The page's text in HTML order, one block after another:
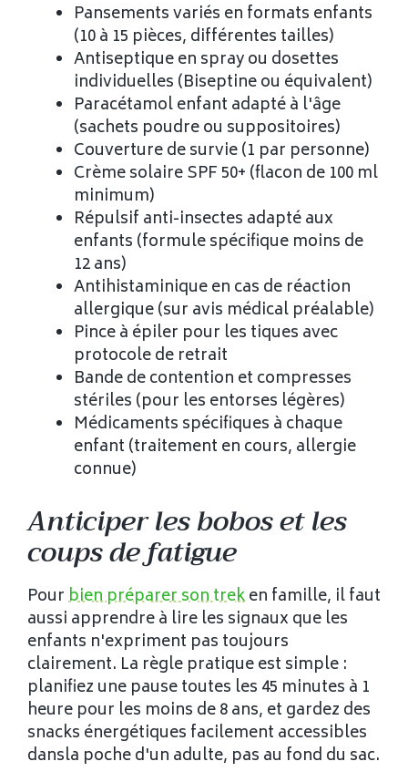
Pansements variés en formats enfants
(10 à 15 pièces, différentes tailles)
Antiseptique en spray ou dosettes
individuelles (Biseptine ou équivalent)
Paracétamol enfant adapté à l'âge
(sachets poudre ou suppositoires)
Couverture de survie (1 par personne)
Crème solaire SPF 50+ (flacon de 100 ml
minimum)
Répulsif anti-insectes adapté aux
enfants (formule spécifique moins de
12 ans)
Antihistaminique en cas de réaction
allergique (sur avis médical préalable)
Pince à épiler pour les tiques avec
protocole de retrait
Bande de contention et compresses
stériles (pour les entorses légères)
Médicaments spécifiques à chaque
enfant (traitement en cours, allergie
connue)
Anticiper les bobos et les
coups de fatigue
Pourbien préparer son treken famille, il faut
aussi apprendre à lire les signaux que les
enfants n'expriment pas toujours
clairement. La règle pratique est simple :
planifiez une pause toutes les 45 minutes à 1
heure pour les moins de 8 ans, et gardez des
snacks énergétiques facilement accessibles
dansla poche d'un adulte, pas au fond du sac.